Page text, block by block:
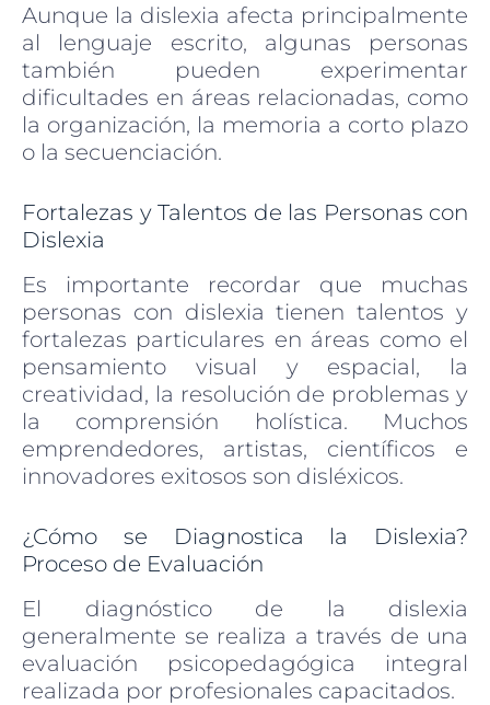
Aunque la dislexia afecta principalmente
al lenguaje escrito, algunas personas
también pueden experimentar
dificultades en áreas relacionadas, como
la organización, la memoria a corto plazo
o la secuenciación.
Fortalezas y Talentos de las Personas con
Dislexia
Es importante recordar que muchas
personas con dislexia tienen talentos y
fortalezas particulares en áreas como el
pensamiento visual y espacial, la
creatividad, la resolución de problemas y
la comprensión holística. Muchos
emprendedores, artistas, científicos e
innovadores exitosos son disléxicos.
¿Cómo se Diagnostica la Dislexia?
Proceso de Evaluación
El diagnóstico de la dislexia
generalmente se realiza a través de una
evaluación psicopedagógica integral
realizada por profesionales capacitados.